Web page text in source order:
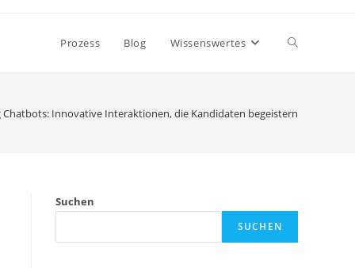
Prozess Blog Wissenswertes Toggle
Chatbots: Innovative Interaktionen, die Kandidaten begeistern
Suchen
SUCHEN